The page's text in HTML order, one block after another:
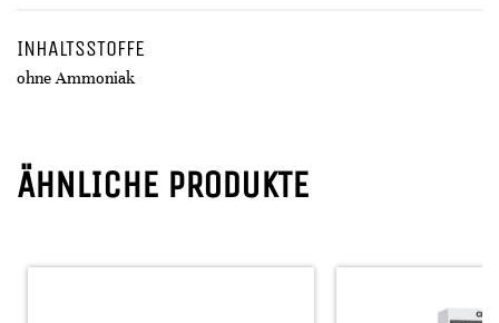
INHALTSSTOFFE
ohne Ammoniak
ÄHNLICHE PRODUKTE